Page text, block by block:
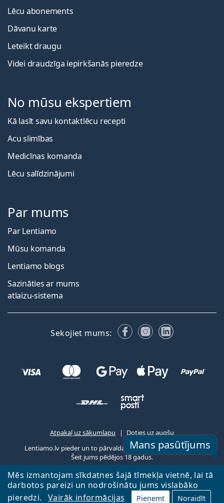
Mēs izmantojam sīkdatnes šajā tīmekļa vietnē, lai tā
darbotos pareizi un nodrošinātu jums vislabāko
pieredzi.
Vairāk informācijas Pieņemt Noraidīt
Mans pasūtījums
Lēcu abonements
Dāvanu karte
Leteikt draugu
Videi draudzīga iepirkšanās pieredze
No mūsu ekspertiem
Kā lasīt savu kontaktlēcu recepti
Acu slimības
Medicīnas komanda
Lēcu salīdzinājumi
Par mums
Par Lentiamo
Mūsu komanda
Lentiamo blogs
Sazināties ar mums
atlaizu-sistema
Sekojiet mums: FacebookInstagram
LinkedIn
Atpakaļ uz sākumlapu
Doties uz augšu
Lentiamo.lv pieder un to pārvalda Lentiamo s.r.o., Čehija
Šeit jums pēdējos 18 gadus.